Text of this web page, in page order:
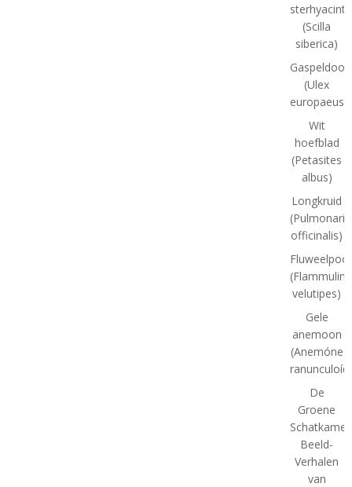
sterhyacint
(Scilla
siberica)
(Ulex
europaeus)
Wit
hoefblad
(Petasites
albus)
Longkruid
(Pulmonaria
officinalis)
(Flammulina
velutipes)
Gele
anemoon
(Anemóne
De
Groene
Schatkamer:
Beeld-
Verhalen
van